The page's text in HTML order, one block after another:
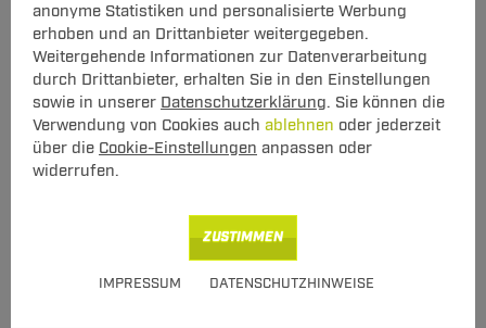
anonyme Statistiken und personalisierte Werbung
erhoben und an Drittanbieter weitergegeben.
Weitergehende Informationen zur Datenverarbeitung
durch Drittanbieter, erhalten Sie in den Einstellungen
sowie in unserer Datenschutzerklärung. Sie können die
Verwendung von Cookies auch ablehnen oder jederzeit
über die Cookie-Einstellungen anpassen oder
widerrufen.
IMPRESSUM DATENSCHUTZHINWEISE
ZUSTIMMEN
Set: Anhängerkupplung starr Auto Hak
+ Elektrosatz 13-pol TowTec Dodge
Durango 12.2010 - jetzt
starres, geschraubtes System mit uni
Elektrosatz